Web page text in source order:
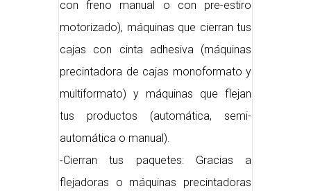
con freno manual o con pre-estiro
motorizado), máquinas que cierran tus
cajas con cinta adhesiva (máquinas
precintadora de cajas monoformato y
multiformato) y máquinas que flejan
tus productos (automática, semi-
automática o manual).
-Cierran tus paquetes: Gracias a
flejadoras o máquinas precintadoras